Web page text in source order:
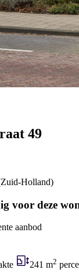
49
Holland)
voor deze
aanbod
241 m2